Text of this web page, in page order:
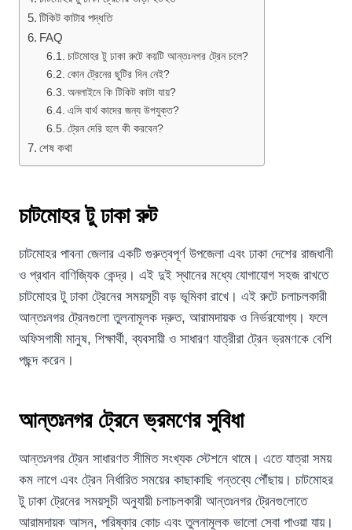
টিকিট কাটার পদ্ধতি
FAQ
চাটমোহর টু ঢাকা রুটে কয়টি আন্তঃনগর ট্রেন চলে?
কোন ট্রেনের ছুটির দিন নেই?
অনলাইনে কি টিকিট কাটা যায়?
এসি বার্থ কাদের জন্য উপযুক্ত?
ট্রেন দেরি হলে কী করবেন?
শেষ কথা
চাটমোহর টু ঢাকা রুট
চাটমোহর পাবনা জেলার একটি গুরুত্বপূর্ণ উপজেলা এবং ঢাকা দেশের রাজধানী
ও প্রধান বাণিজ্যিক কেন্দ্র। এই দুই স্থানের মধ্যে যোগাযোগ সহজ রাখতে
চাটমোহর টু ঢাকা ট্রেনের সময়সূচী বড় ভূমিকা রাখে। এই রুটে চলাচলকারী
আন্তঃনগর ট্রেনগুলো তুলনামূলক দ্রুত, আরামদায়ক ও নির্ভরযোগ্য। ফলে
অফিসগামী মানুষ, শিক্ষার্থী, ব্যবসায়ী ও সাধারণ যাত্রীরা ট্রেন ভ্রমণকে বেশি
পছন্দ করেন।
আন্তঃনগর ট্রেনে ভ্রমণের সুবিধা
আন্তঃনগর ট্রেন সাধারণত সীমিত সংখ্যক স্টেশনে থামে। এতে যাত্রা সময়
কম লাগে এবং ট্রেন নির্ধারিত সময়ের কাছাকাছি গন্তব্যে পৌঁছায়। চাটমোহর
টু ঢাকা ট্রেনের সময়সূচী অনুযায়ী চলাচলকারী আন্তঃনগর ট্রেনগুলোতে
আরামদায়ক আসন, পরিষ্কার কোচ এবং তুলনামূলক ভালো সেবা পাওয়া যায়।